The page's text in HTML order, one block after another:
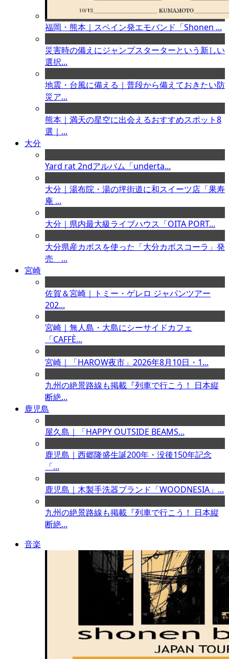
福岡・熊本｜スペイン発エモバンド「Shonen ...
災害時の備えにジャンプスターターという新しい
選択...
地震・台風に備える｜普段から備えておきたい防
災ア...
熊本｜満天の星空に出会えるおすすめスポット8
選｜...
大分
Yard rat 2ndアルバム「underta...
大分｜湯布院・湯の坪街道に和スイーツ店「果寿
庵 ...
大分｜県内最大級ライブハウス「OITA PORT...
大分県産カボスを使った「大分カボスコーラ」発
売 ...
宮崎
佐賀＆宮崎｜トミー・ゲレロ ジャパンツアー
202...
宮崎｜無人島・大島にシーサイドカフェ
「CAFFÈ...
宮崎｜「HAROW夜市」2026年8月10日・1...
九州の絶景路線も掲載『列車で行こう！ 日本縦
断絶...
鹿児島
屋久島｜「HAPPY OUTSIDE BEAMS...
鹿児島｜西郷隆盛生誕200年・没後150年記念
「...
鹿児島｜木製手洗器ブランド「WOODNESIA」...
九州の絶景路線も掲載『列車で行こう！ 日本縦
断絶...
音楽